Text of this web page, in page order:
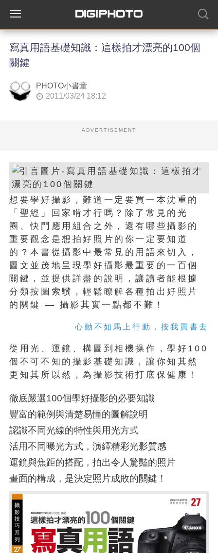
寫真用語基礎知識：這樣拍才漂亮的100個
關鍵
PHOTO小書童
2011/03/24 18:12
ADVERTISEMENT
想要學好攝影，難道一定要買一本沈重的
「聖經」回家啃才行嗎？除了常見的光
圈、快門應用組合之外，還有哪些攝影的
重要觀念是想拍好照片的你一定要知道
的？本書從攝影中最常見的用語來切入，
圖文並茂地呈現學好攝影最重要的一百個
關鍵，並提供詳盡的說明，讓讀者能根據
分類按圖索驥，輕鬆瞭解各種拍出好照片
的關鍵 — 攝影其實一點都不難！
心動不如馬上行動，按我買書去
從用光、運鏡、構圖到相機操作，學好100
個不可不知的攝影基礎知識，讓你知其然
更知其所以然，為攝影技術打底保健康！
徹底嚴選100個學好攝影的必要知識
豐富的範例與清楚易懂的圖解說明
認識不同光線的特性與用光方式
活用不同曝光方式，演繹精彩光影質感
運鏡與焦距的搭配，拍出令人驚豔的照片
畫面的構成，是決定照片成敗的關鍵！